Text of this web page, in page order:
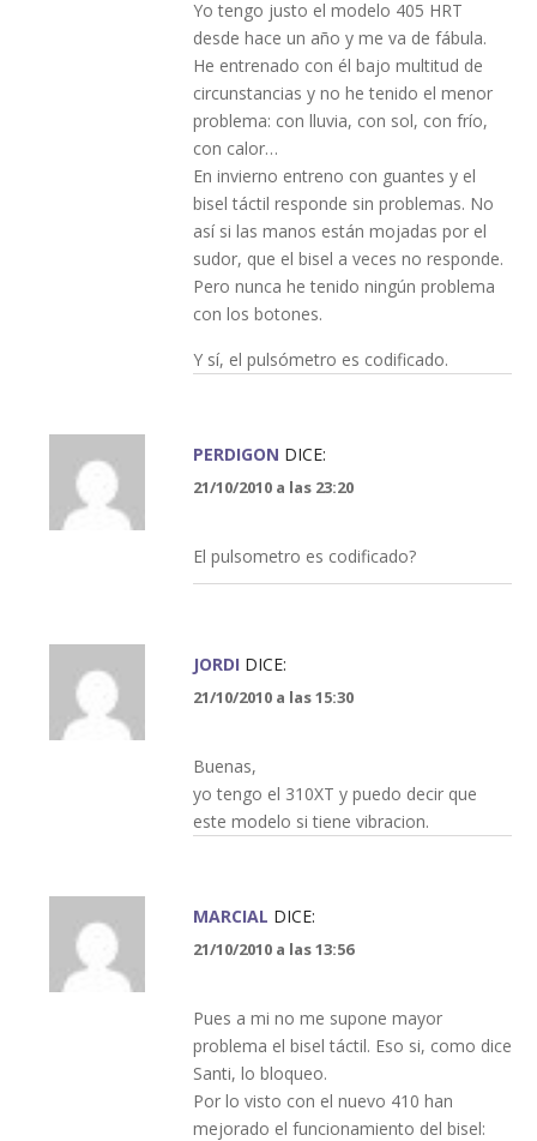
Yo tengo justo el modelo 405 HRT
desde hace un año y me va de fábula.
He entrenado con él bajo multitud de
circunstancias y no he tenido el menor
problema: con lluvia, con sol, con frío,
con calor…
En invierno entreno con guantes y el
bisel táctil responde sin problemas. No
así si las manos están mojadas por el
sudor, que el bisel a veces no responde.
Pero nunca he tenido ningún problema
con los botones.
Y sí, el pulsómetro es codificado.
PERDIGON DICE:
21/10/2010 a las 23:20
El pulsometro es codificado?
JORDI DICE:
21/10/2010 a las 15:30
Buenas,
yo tengo el 310XT y puedo decir que
este modelo si tiene vibracion.
MARCIAL DICE:
21/10/2010 a las 13:56
Pues a mi no me supone mayor
problema el bisel táctil. Eso si, como dice
Santi, lo bloqueo.
Por lo visto con el nuevo 410 han
mejorado el funcionamiento del bisel: